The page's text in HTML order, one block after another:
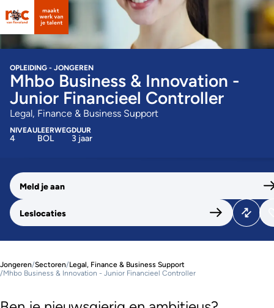
OPLEIDING - JONGEREN
Mhbo Business & Innovation -
Junior Financieel Controller
Legal, Finance & Business Support
NIVEAU
4
LEERWEG
BOL
DUUR
3 jaar
Meld je aan
Leslocaties
Jongeren/Sectoren/Legal, Finance & Business Support
/Mhbo Business & Innovation - Junior Financieel Controller